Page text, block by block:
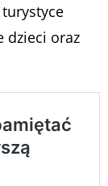
dzieci oraz